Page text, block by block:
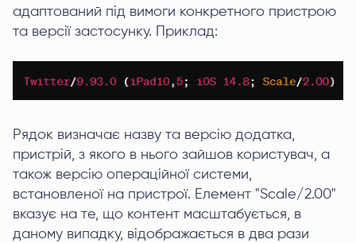
адаптований під вимоги конкретного пристрою
та версії застосунку. Приклад:
Рядок визначає назву та версію додатка,
пристрій, з якого в нього зайшов користувач, а
також версію операційної системи,
встановленої на пристрої. Елемент "Scale/2.00"
вказує на те, що контент масштабується, в
даному випадку, відображається в два рази